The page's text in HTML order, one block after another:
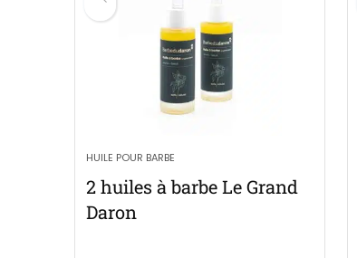
HUILE POUR BARBE
2 huiles à barbe Le Grand
Daron